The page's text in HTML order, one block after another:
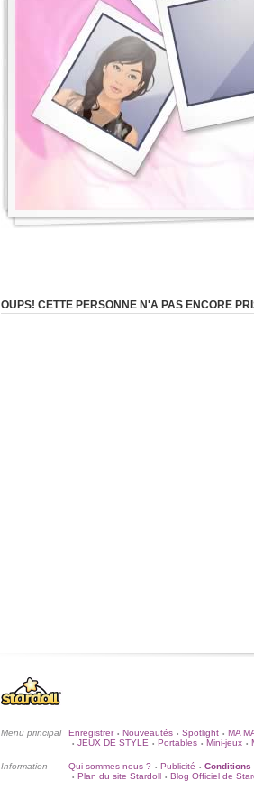
OUPS! CETTE PERSONNE N'A PAS ENCORE
Menu principal Enregistrer • Nouveautés • Spotlight • MA
• JEUX DE STYLE • Portables • Mini-jeux •
Information Qui sommes-nous ? • Publicité • Conditions
• Plan du site Stardoll • Blog Officiel de